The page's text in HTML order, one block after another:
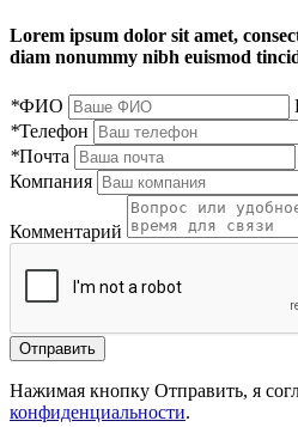
Lorem ipsum dolor sit amet,
diam nonummy nibh euismod
*ФИО
*Телефон
*Почта
Компания
Комментарий
Нажимая кнопку Отправить, я
конфиденциальности.